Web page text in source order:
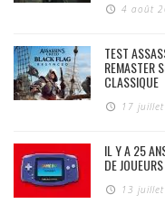
4 août
TEST
REMASTER
CLASSIQUE
17
IL Y A 25
DE
13